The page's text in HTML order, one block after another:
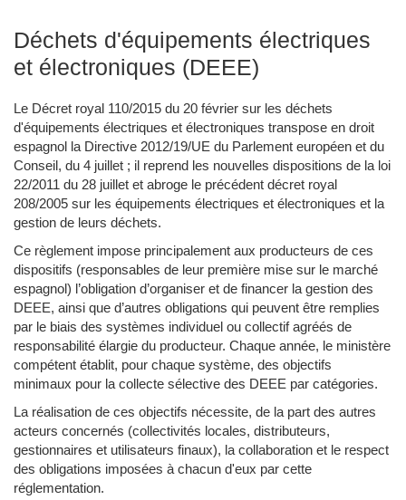
Déchets d'équipements électriques
et électroniques (DEEE)
Le Décret royal 110/2015 du 20 février sur les déchets
d'équipements électriques et électroniques transpose en droit
espagnol la Directive 2012/19/UE du Parlement européen et du
Conseil, du 4 juillet ; il reprend les nouvelles dispositions de la loi
22/2011 du 28 juillet et abroge le précédent décret royal
208/2005 sur les équipements électriques et électroniques et la
gestion de leurs déchets.
Ce règlement impose principalement aux producteurs de ces
dispositifs (responsables de leur première mise sur le marché
espagnol) l’obligation d’organiser et de financer la gestion des
DEEE, ainsi que d’autres obligations qui peuvent être remplies
par le biais des systèmes individuel ou collectif agréés de
responsabilité élargie du producteur. Chaque année, le ministère
compétent établit, pour chaque système, des objectifs
minimaux pour la collecte sélective des DEEE par catégories.
La réalisation de ces objectifs nécessite, de la part des autres
acteurs concernés (collectivités locales, distributeurs,
gestionnaires et utilisateurs finaux), la collaboration et le respect
des obligations imposées à chacun d'eux par cette
réglementation.